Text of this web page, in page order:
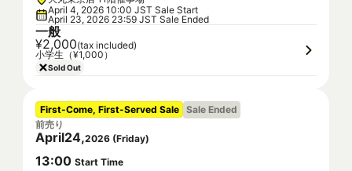
April 4, 2026 10:00 JST Sale Start
April 23, 2026 23:59 JST Sale Ended
一般
¥2,000(tax included)
小学生（¥1,000）
Sold Out
First-Come, First-Served Sale Sale Ended
前売り
April24,2026 (Friday)
13:00 Start Time